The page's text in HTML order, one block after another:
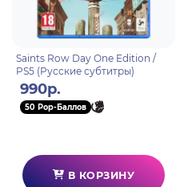
Saints Row Day One Edition /
PS5 (Русские субтитры)
990р.
50 Pop-Баллов
В КОРЗИНУ